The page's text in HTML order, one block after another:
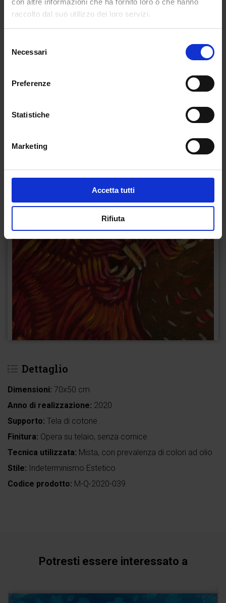
con altre informazioni che ha fornito loro o che hanno
raccolto dal suo utilizzo dei loro servizi.
delNecessari
Preferenze
Statistiche
Marketing
Accetta tutti
Rifiuta
Dettaglio
Dimensioni: 70x50 cm
Anno di realizzazione: 2020
Supporto: Tela di cotone
Finitura: Opera su telaio, senza cornice
Tecnica utilizzata: Mista, con prevalenza di colori ad olio
Stile: Indeterminismo Estetico
Codice prodotto: M-Q-2020-039
Potresti essere interessato a